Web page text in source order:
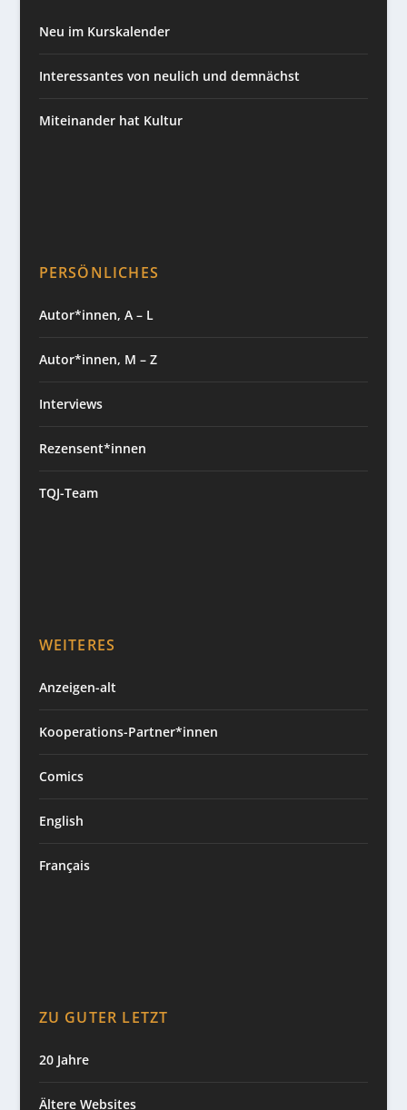
Neu im Kurskalender
Interessantes von neulich und demnächst
Miteinander hat Kultur
PERSÖNLICHES
Autor*innen, A – L
Autor*innen, M – Z
Interviews
Rezensent*innen
TQJ-Team
WEITERES
Anzeigen-alt
Kooperations-Partner*innen
Comics
English
Français
ZU GUTER LETZT
20 Jahre
Ältere Websites